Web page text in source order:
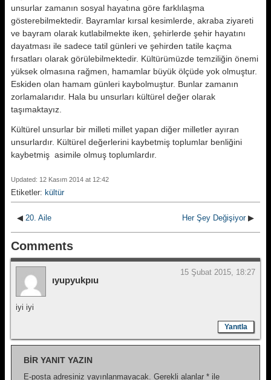
unsurlar zamanın sosyal hayatına göre farklılaşma
gösterebilmektedir. Bayramlar kırsal kesimlerde, akraba ziyareti
ve bayram olarak kutlabilmekte iken, şehirlerde şehir hayatını
dayatması ile sadece tatil günleri ve şehirden tatile kaçma
fırsatları olarak görülebilmektedir. Kültürümüzde temziliğin önemi
yüksek olmasına rağmen, hamamlar büyük ölçüde yok olmuştur.
Eskiden olan hamam günleri kaybolmuştur. Bunlar zamanın
zorlamalarıdır. Hala bu unsurları kültürel değer olarak
taşımaktayız.
Kültürel unsurlar bir milleti millet yapan diğer milletler ayıran
unsurlardır. Kültürel değerlerini kaybetmiş toplumlar benliğini
kaybetmiş asimile olmuş toplumlardır.
Updated: 12 Kasım 2014 at 12:42
Etiketler: kültür
◀ 20. Aile Her Şey Değişiyor▶
Comments
ıyupyukpıu
15 Şubat 2015, 18:27
iyi iyi
Yanıtla
BIR YANIT YAZIN
E-posta adresiniz yayınlanmayacak. Gerekli alanlar * ile